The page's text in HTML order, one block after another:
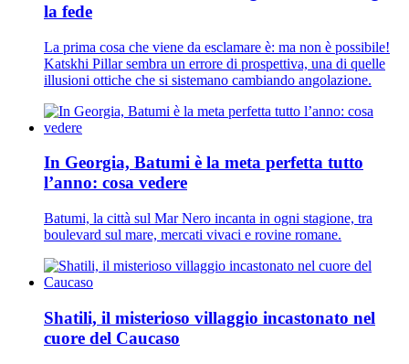
la fede
La prima cosa che viene da esclamare è: ma non è possibile!
Katskhi Pillar sembra un errore di prospettiva, una di quelle
illusioni ottiche che si sistemano cambiando angolazione.
In Georgia, Batumi è la meta perfetta tutto
l’anno: cosa vedere
Batumi, la città sul Mar Nero incanta in ogni stagione, tra
boulevard sul mare, mercati vivaci e rovine romane.
Shatili, il misterioso villaggio incastonato nel
cuore del Caucaso